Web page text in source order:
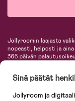
Jollyroomin laajasta
nopeasti, helposti ja
365 päivän
vaatteet vauvoille ja
lastentarvikkeita sekä
KidKraft, Ergobaby,
Sinä päätät
Jollyroom ja